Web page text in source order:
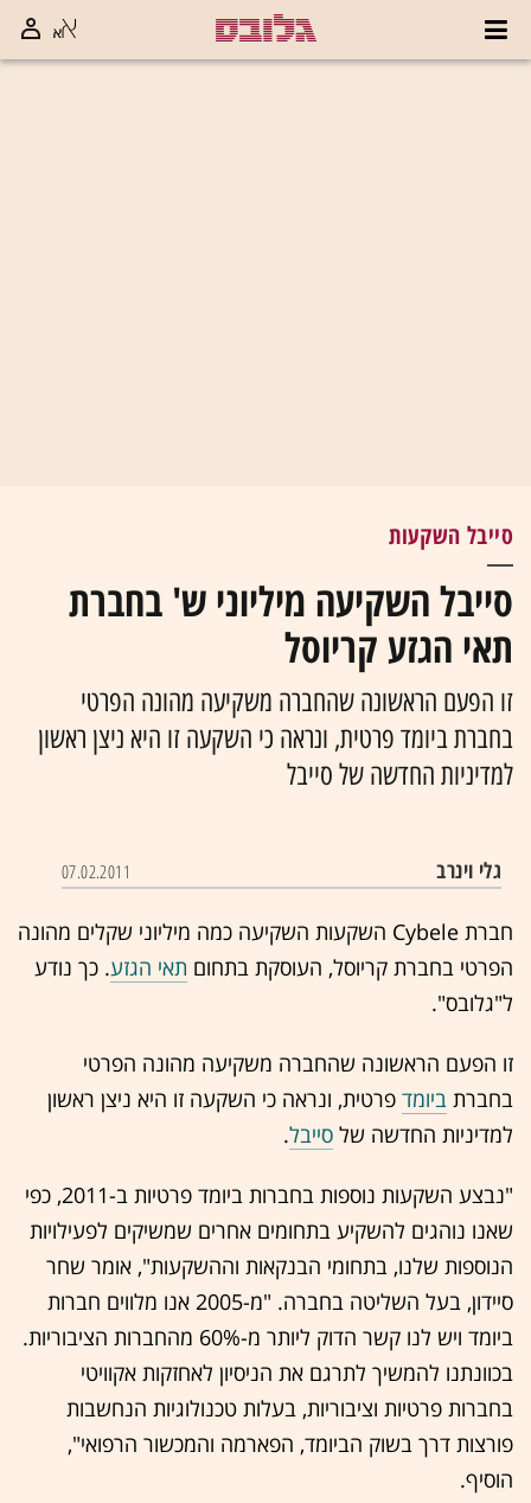
סייבל השקעות
סייבל השקיעה מיליוני ש' בחברת
תאי הגזע קריוסל
זו הפעם הראשונה שהחברה משקיעה מהונה הפרטי
בחברת ביומד פרטית, ונראה כי השקעה זו היא ניצן ראשון
למדיניות החדשה של סייבל
גלי וינרב 07.02.2011
חברת Cybele השקעות השקיעה כמה מיליוני שקלים מהונה
הפרטי בחברת קריוסל, העוסקת בתחום תאי הגזע. כך נודע
ל"גלובס".
זו הפעם הראשונה שהחברה משקיעה מהונה הפרטי
בחברת ביומד פרטית, ונראה כי השקעה זו היא ניצן ראשון
למדיניות החדשה של סייבל.
"נבצע השקעות נוספות בחברות ביומד פרטיות ב-2011, כפי
שאנו נוהגים להשקיע בתחומים אחרים שמשיקים לפעילויות
הנוספות שלנו, בתחומי הבנקאות וההשקעות", אומר שחר
סיידון, בעל השליטה בחברה. "מ-2005 אנו מלווים חברות
ביומד ויש לנו קשר הדוק ליותר מ-60% מהחברות הציבוריות.
בכוונתנו להמשיך לתרגם את הניסיון לאחזקות אקוויטי
בחברות פרטיות וציבוריות, בעלות טכנולוגיות הנחשבות
פורצות דרך בשוק הביומד, הפארמה והמכשור הרפואי",
הוסיף.